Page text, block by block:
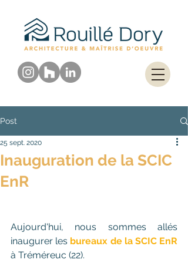
Post
Inauguration de la SCIC
EnR
25 sept. 2020
Aujourd'hui, nous sommes allés
inaugurer les bureaux de la SCIC EnR
à Tréméreuc (22).